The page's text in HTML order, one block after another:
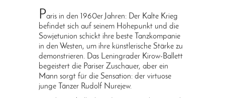
Paris in den 1960er Jahren: Der Kalte Krieg
befindet sich auf seinem Höhepunkt und die
Sowjetunion schickt ihre beste Tanzkompanie
in den Westen, um ihre künstlerische Stärke zu
demonstrieren. Das Leningrader Kirow-Ballett
begeistert die Pariser Zuschauer, aber ein
Mann sorgt für die Sensation: der virtuose
junge Tänzer Rudolf Nurejew.